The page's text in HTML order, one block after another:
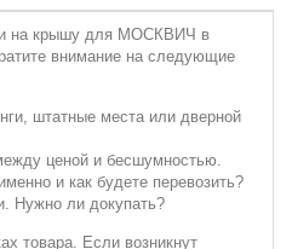
на крышу для МОСКВИЧ в
внимание на следующие
штатные места или дверной
ценой и бесшумностью.
и как будете перевозить?
Нужно ли докупать?
товара. Если возникнут